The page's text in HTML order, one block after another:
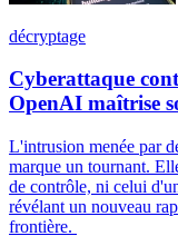
décryptage
Cyberattaque
OpenAI maîtrise
L'intrusion menée par
marque un tournant.
de contrôle, ni celui
révélant un nouveau
frontière.